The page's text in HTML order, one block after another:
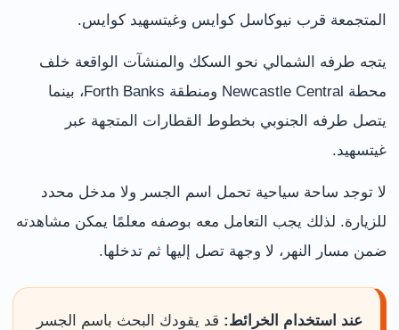
المتجمعة قرب نيوكاسل كوايس وغيتسهيد كوايس.
يتجه طرفه الشمالي نحو السكك والمنشآت الواقعة خلف
محطة Newcastle Central ومنطقة Forth Banks، بينما
يتصل طرفه الجنوبي بخطوط القطارات المتجهة عبر
غيتسهيد.
لا توجد ساحة سياحية تحمل اسم الجسر ولا مدخل محدد
للزيارة. لذلك يجب التعامل معه بوصفه معلمًا يمكن مشاهدته
ضمن مسار النهر، لا وجهة تصل إليها ثم تدخلها.
عند استخدام الخرائط: قد يقودك البحث باسم الجسر